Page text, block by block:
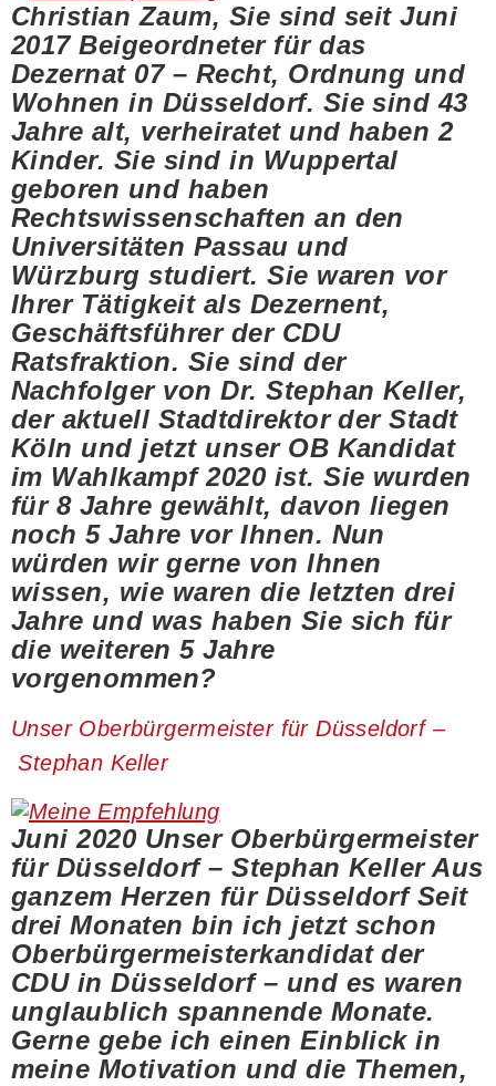
Christian Zaum, Sie sind seit Juni
2017 Beigeordneter für das
Dezernat 07 – Recht, Ordnung und
Wohnen in Düsseldorf. Sie sind 43
Jahre alt, verheiratet und haben 2
Kinder. Sie sind in Wuppertal
geboren und haben
Rechtswissenschaften an den
Universitäten Passau und
Würzburg studiert. Sie waren vor
Ihrer Tätigkeit als Dezernent,
Geschäftsführer der CDU
Ratsfraktion. Sie sind der
Nachfolger von Dr. Stephan Keller,
der aktuell Stadtdirektor der Stadt
Köln und jetzt unser OB Kandidat
im Wahlkampf 2020 ist. Sie wurden
für 8 Jahre gewählt, davon liegen
noch 5 Jahre vor Ihnen. Nun
würden wir gerne von Ihnen
wissen, wie waren die letzten drei
Jahre und was haben Sie sich für
die weiteren 5 Jahre
vorgenommen?
Unser Oberbürgermeister für Düsseldorf –
Stephan Keller
Juni 2020 Unser Oberbürgermeister
für Düsseldorf – Stephan Keller Aus
ganzem Herzen für Düsseldorf Seit
drei Monaten bin ich jetzt schon
Oberbürgermeisterkandidat der
CDU in Düsseldorf – und es waren
unglaublich spannende Monate.
Gerne gebe ich einen Einblick in
meine Motivation und die Themen,